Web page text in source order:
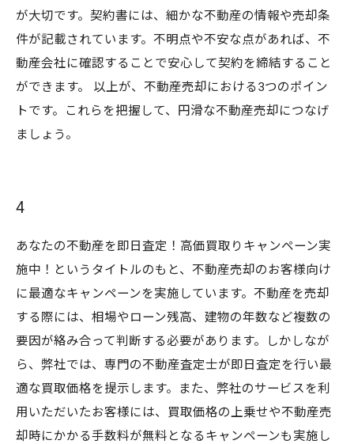
が大切です。契約書には、細かな不動産の情報や売却条
件が記載されています。不明点や不安な点があれば、不
動産会社に確認することで安心して契約を締結すること
ができます。 以上が、不動産売却における3つのポイン
トです。これらを把握して、円滑な不動産売却につなげ
ましょう。
4
あなたの不動産を即日査定！高価買取りキャンペーン実
施中！というタイトルのもと、不動産売却のお客様向け
に最適なキャンペーンを実施しています。不動産を売却
する際には、相場やローン残高、建物の年数など複数の
要因が絡み合って判断する必要があります。しかしなが
ら、弊社では、専門の不動産査定士が即日査定を行い最
適な買取価格を提示します。また、弊社のサービスを利
用いただいたお客様には、買取価格の上乗せや不動産売
却時にかかる手数料が無料となるキャンペーンも実施し